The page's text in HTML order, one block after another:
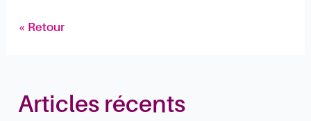
« Retour
Articles récents